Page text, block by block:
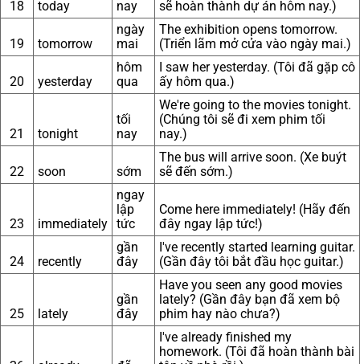
18 today nay sẽ hoàn thành dự án hôm nay.)
19 tomorrow
ngày
mai
The exhibition opens tomorrow.
(Triển lãm mở cửa vào ngày mai.)
20 yesterday
hôm
qua
I saw her yesterday. (Tôi đã gặp cô
ấy hôm qua.)
21 tonight
tối
nay
We're going to the movies tonight.
(Chúng tôi sẽ đi xem phim tối
nay.)
22 soon sớm
The bus will arrive soon. (Xe buýt
sẽ đến sớm.)
23 immediately
ngay
lập
tức
Come here immediately! (Hãy đến
đây ngay lập tức!)
24 recently
gần
đây
I've recently started learning guitar.
(Gần đây tôi bắt đầu học guitar.)
25 lately
gần
đây
Have you seen any good movies
lately? (Gần đây bạn đã xem bộ
phim hay nào chưa?)
I've already finished my
homework. (Tôi đã hoàn thành bài